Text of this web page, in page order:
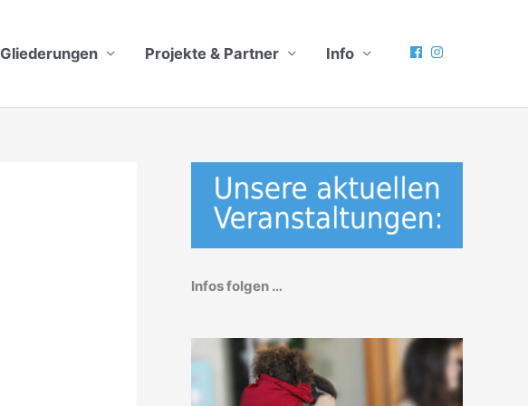
Gliederungen Projekte & Partner Info
Infos folgen …